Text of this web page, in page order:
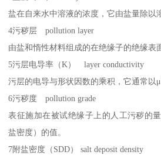
盐在自来水中溶液的浓度，它由盐量除以
4污秽层 pollution layer
由盐和惰性材料组成的在绝缘子的绝缘表
5污层电导率（K） layer conductivity
污层的电导与形状因数的乘积，它通常以
6污秽度 pollution grade
表征施加在被试绝缘子上的人工污秽的
盐密度）的值。
7附盐密度（SDD） salt deposit density